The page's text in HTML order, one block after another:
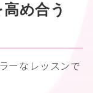
め合う
ーなレッスンで